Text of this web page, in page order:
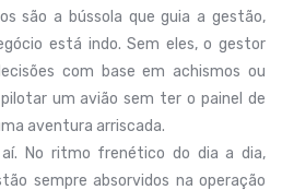
são a bússola que guia a gestão,
está indo. Sem eles, o gestor
com base em achismos ou
um avião sem ter o painel de
aventura arriscada.
No ritmo frenético do dia a dia,
sempre absorvidos na operação